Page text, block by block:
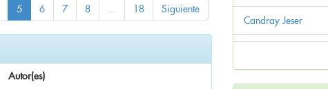
5 6 7 8 ... 18 Siguiente
Autor(es)
Candray Jeser